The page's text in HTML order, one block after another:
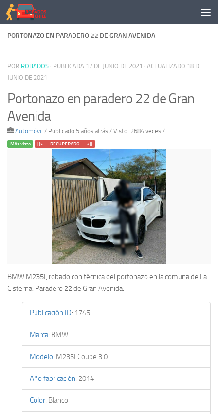
Saltar al contenido
PORTONAZO EN PARADERO 22 DE GRAN AVENIDA
POR ROBADOS · PUBLICADA 17 DE JUNIO DE 2021 · ACTUALIZADO 18 DE
JUNIO DE 2021
Portonazo en paradero 22 de Gran
Avenida
Automóvil / Publicado 5 años atrás / Visto: 2684 veces /
Más visto ||> RECUPERADO <||
BMW M235I, robado con técnica del portonazo en la comuna de La
Cisterna. Paradero 22 de Gran Avenida.
Publicación ID: 1745
Marca: BMW
Modelo: M235I Coupe 3.0
Año fabricación: 2014
Color: Blanco